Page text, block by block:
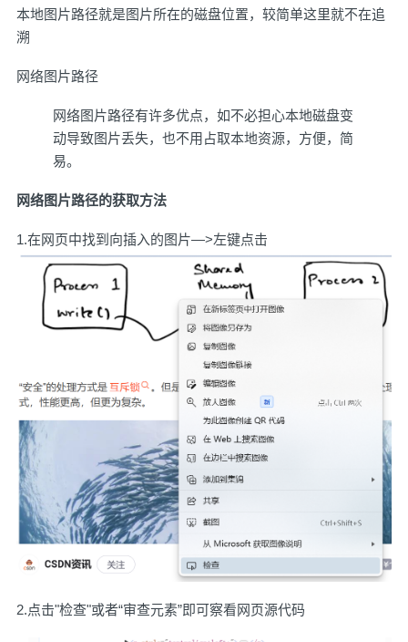
本地图片路径就是图片所在的磁盘位置，较简单这里就不在追
溯
网络图片路径
网络图片路径有许多优点，如不必担心本地磁盘变
动导致图片丢失，也不用占取本地资源，方便，简
易。
网络图片路径的获取方法
1.在网页中找到向插入的图片—>左键点击
2.点击"检查"或者“审查元素”即可察看网页源代码